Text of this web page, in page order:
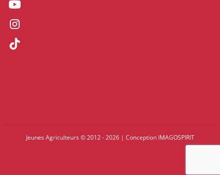
Jeunes Agriculteurs © 2012 - 2026 | Conception IMAGOSPIRIT